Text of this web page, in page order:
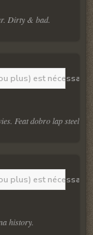
Dirty & bad.
plus) est
Feat dobro lap steel &
plus) est
history.